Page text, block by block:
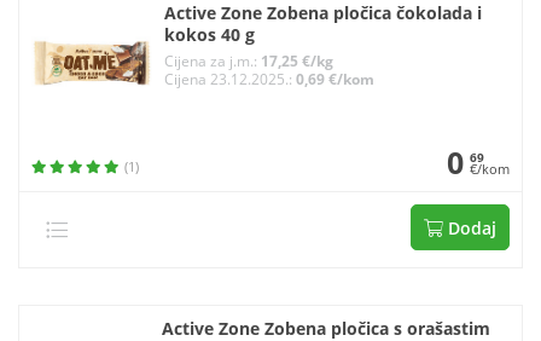
Active Zone Zobena pločica čokolada i
kokos 40 g
Cijena za j.m.: 17,25 €/kg
Cijena 23.12.2025.:0,69 €/kom
(1) 0 69
€/kom
Dodaj
Active Zone Zobena pločica s orašastim